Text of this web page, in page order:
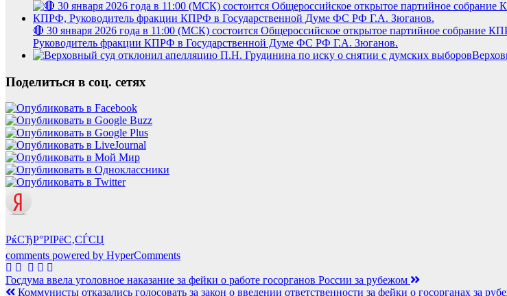
🔴 30 января 2026 года в 11:00 (МСК) состоится Общероссийское открытое партийное
Руководитель фракции КПРФ в Государственной Думе ФС РФ Г.А. Зюганов.
Поделиться в соц. сетях
РќСЂР°РІРёС‚СЃСЏ
comments powered by HyperComments
Навигация
Госдума ввела уголовное наказание за фейки о работе госорганов России за рубежом
Коммунисты отказались голосовать за закон о введении ответственности за фейки о госорганах за